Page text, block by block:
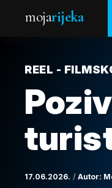
mojarijeka
REEL -
17.06.2026. Autor: